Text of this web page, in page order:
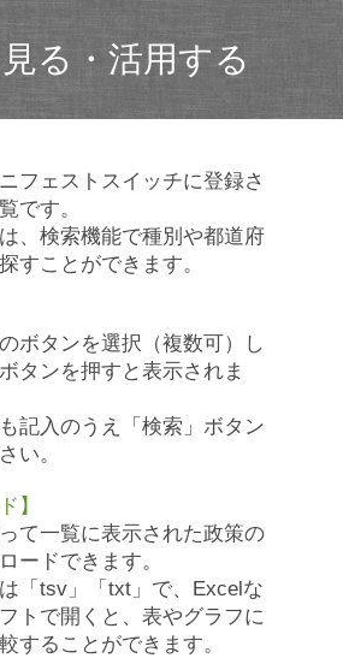
る・活用する
フェストスイッチに登録さ
です。
、検索機能で種別や都道府
すことができます。
ボタンを選択（複数可）し
タンを押すと表示されま
記入のうえ「検索」ボタン
い。
】
て一覧に表示された政策の
ードできます。
「tsv」「txt」で、Excelな
トで開くと、表やグラフに
することができます。